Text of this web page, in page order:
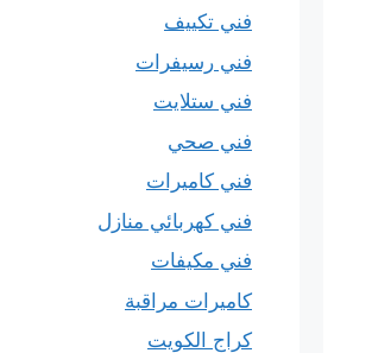
فني تكييف
فني رسيفرات
فني ستلايت
فني صحي
فني كاميرات
فني كهربائي منازل
فني مكيفات
كاميرات مراقبة
كراج الكويت